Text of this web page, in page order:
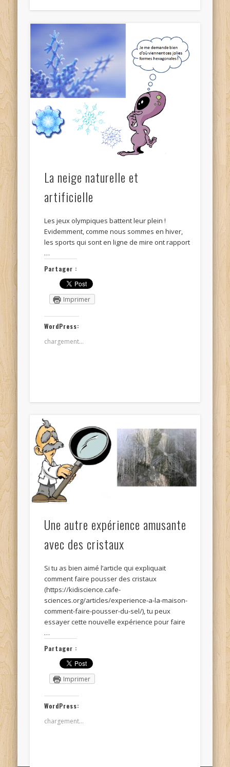
La neige naturelle et
artificielle
Les jeux olympiques battent leur plein !
Evidemment, comme nous sommes en hiver,
les sports qui sont en ligne de mire ont rapport
…
Partager :
Imprimer
WordPress:
chargement…
Une autre expérience amusante
avec des cristaux
Si tu as bien aimé l’article qui expliquait
comment faire pousser des cristaux
(https://kidiscience.cafe-
sciences.org/articles/experience-a-la-maison-
comment-faire-pousser-du-sel/), tu peux
essayer cette nouvelle expérience pour faire
…
Partager :
Imprimer
WordPress:
chargement…